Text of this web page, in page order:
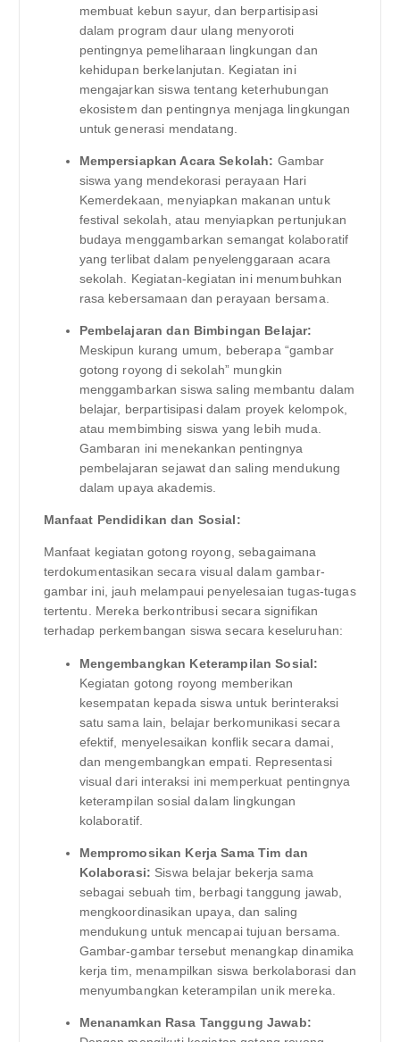
membuat kebun sayur, dan berpartisipasi
dalam program daur ulang menyoroti
pentingnya pemeliharaan lingkungan dan
kehidupan berkelanjutan. Kegiatan ini
mengajarkan siswa tentang keterhubungan
ekosistem dan pentingnya menjaga lingkungan
untuk generasi mendatang.
Mempersiapkan Acara Sekolah: Gambar
siswa yang mendekorasi perayaan Hari
Kemerdekaan, menyiapkan makanan untuk
festival sekolah, atau menyiapkan pertunjukan
budaya menggambarkan semangat kolaboratif
yang terlibat dalam penyelenggaraan acara
sekolah. Kegiatan-kegiatan ini menumbuhkan
rasa kebersamaan dan perayaan bersama.
Pembelajaran dan Bimbingan Belajar:
Meskipun kurang umum, beberapa “gambar
gotong royong di sekolah” mungkin
menggambarkan siswa saling membantu dalam
belajar, berpartisipasi dalam proyek kelompok,
atau membimbing siswa yang lebih muda.
Gambaran ini menekankan pentingnya
pembelajaran sejawat dan saling mendukung
dalam upaya akademis.
Manfaat Pendidikan dan Sosial:
Manfaat kegiatan gotong royong, sebagaimana
terdokumentasikan secara visual dalam gambar-
gambar ini, jauh melampaui penyelesaian tugas-tugas
tertentu. Mereka berkontribusi secara signifikan
terhadap perkembangan siswa secara keseluruhan:
Mengembangkan Keterampilan Sosial:
Kegiatan gotong royong memberikan
kesempatan kepada siswa untuk berinteraksi
satu sama lain, belajar berkomunikasi secara
efektif, menyelesaikan konflik secara damai,
dan mengembangkan empati. Representasi
visual dari interaksi ini memperkuat pentingnya
keterampilan sosial dalam lingkungan
kolaboratif.
Mempromosikan Kerja Sama Tim dan
Kolaborasi: Siswa belajar bekerja sama
sebagai sebuah tim, berbagi tanggung jawab,
mengkoordinasikan upaya, dan saling
mendukung untuk mencapai tujuan bersama.
Gambar-gambar tersebut menangkap dinamika
kerja tim, menampilkan siswa berkolaborasi dan
menyumbangkan keterampilan unik mereka.
Menanamkan Rasa Tanggung Jawab: